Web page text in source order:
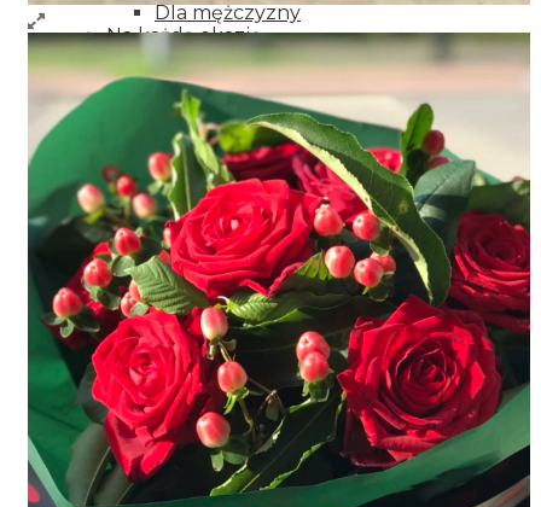
Dla mężczyzny
Na każdą okazję
Kwiaty w koszyku
Bukiety mieszane
Wianki na drzwi
Wieńce i wiąznki pogrzebowe
Kwiaty doniczkowe
Rodzaje kwiatów
Peonii
Eustoma
Róże
Hortensja
Kolorowa gipsówka
Frezja
Storczyki cięte
Lilii
Alstromeria
Goździki
Gerbery
Tulipany
Kolorowa gipsówka
Wiązanki pogrzebowe